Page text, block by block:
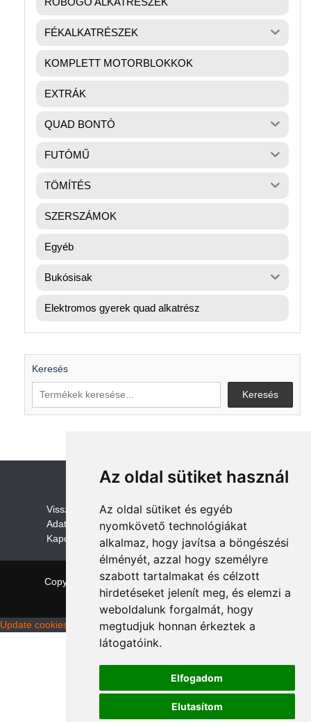
Az oldal sütiket használ
Az oldal sütiket és egyéb
nyomkövető technológiákat
alkalmaz, hogy javítsa a böngészési
élményét, azzal hogy személyre
szabott tartalmakat és célzott
hirdetéseket jelenít meg, és elemzi a
weboldalunk forgalmát, hogy
megtudjuk honnan érkeztek a
látogatóink.
Elfogadom
Elutasítom
FÉKALKATRÉSZEK
KOMPLETT MOTORBLOKKOK
EXTRÁK
QUAD BONTÓ
FUTÓMŰ
TÖMÍTÉS
SZERSZÁMOK
Egyéb
Bukósisak
Elektromos gyerek quad alkatrész
Keresés
Keresés
Visszaküldési és visszatérítési szabályzat
Adatvédelem /GDPR
Kapcsolat
Copyright © 2026 quadalkatreszek.com | Theme:
NewStoreby ThemeFarmer
Update cookies preferences